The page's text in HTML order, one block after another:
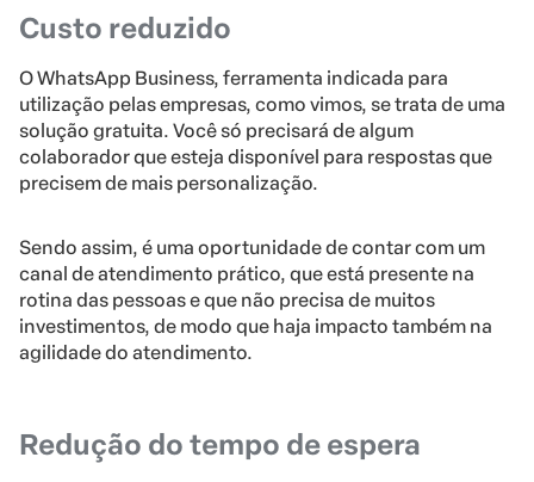
Custo reduzido
O WhatsApp Business, ferramenta indicada para
utilização pelas empresas, como vimos, se trata de uma
solução gratuita. Você só precisará de algum
colaborador que esteja disponível para respostas que
precisem de mais personalização.
Sendo assim, é uma oportunidade de contar com um
canal de atendimento prático, que está presente na
rotina das pessoas e que não precisa de muitos
investimentos, de modo que haja impacto também na
agilidade do atendimento.
Redução do tempo de espera